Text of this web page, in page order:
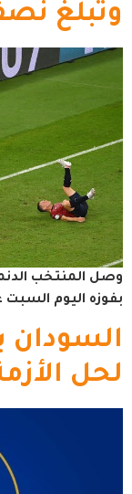
وتبلغ نصف
بفوزه اليوم السبت
السودان
لحل